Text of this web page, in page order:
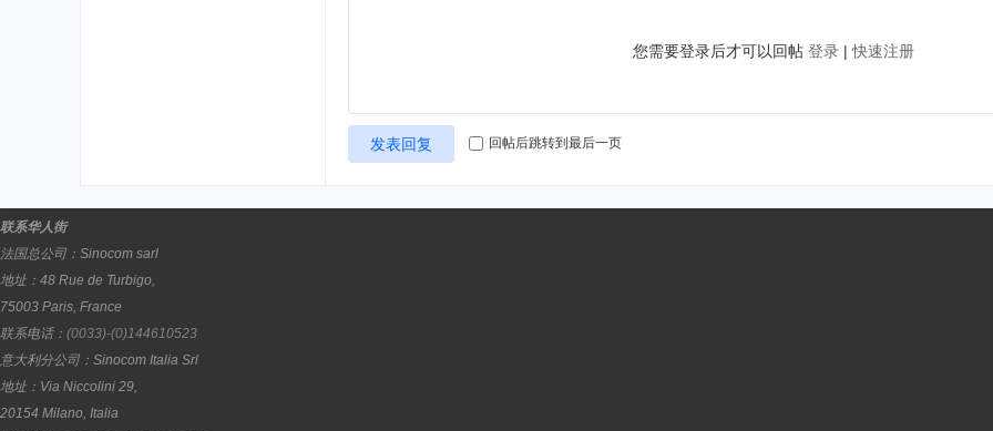
您需要登录后才可以回帖 登录|快速注册
发表回复 回帖后跳转到最后一页
联系华人街
法国总公司： Sinocom sarl
地址： 48 Rue de Turbigo,
75003 Paris, France
联系电话： (0033)-(0)144610523
意大利分公司： Sinocom Italia Srl
地址： Via Niccolini 29,
20154 Milano, Italia